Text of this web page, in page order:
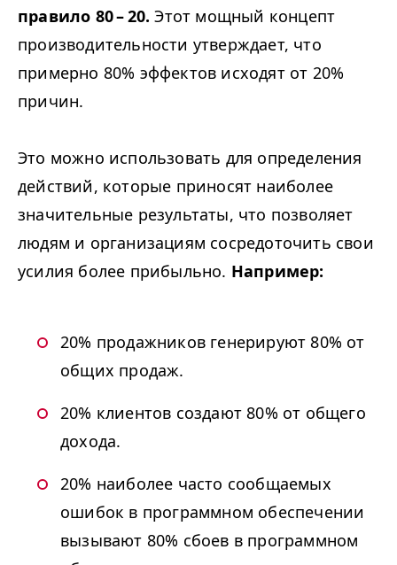
правило 80 – 20. Этот мощный концепт
производительности утверждает, что
примерно 80% эффектов исходят от 20%
причин.
Это можно использовать для определения
действий, которые приносят наиболее
значительные результаты, что позволяет
людям и организациям сосредоточить свои
усилия более прибыльно. Например:
20% продажников генерируют 80% от
общих продаж.
20% клиентов создают 80% от общего
дохода.
20% наиболее часто сообщаемых
ошибок в программном обеспечении
вызывают 80% сбоев в программном